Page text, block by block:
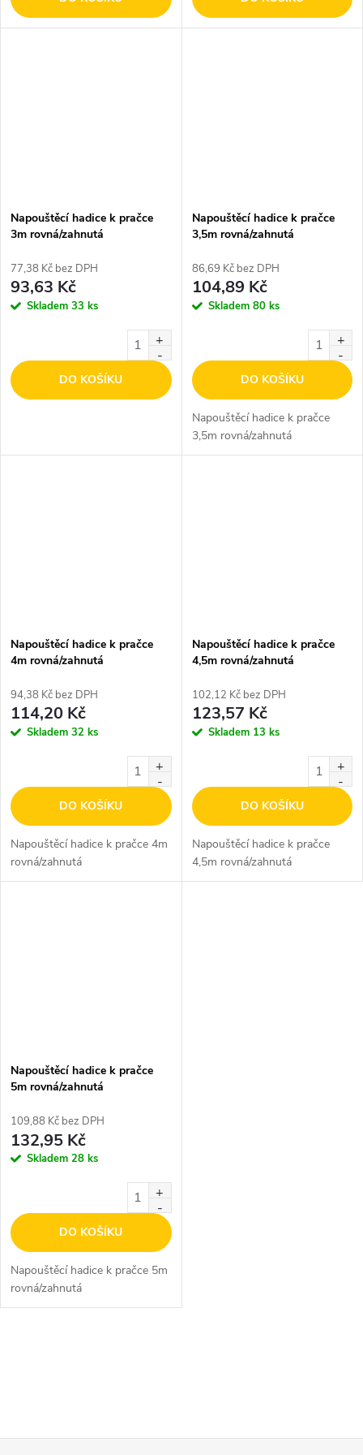
Napouštěcí hadice k pračce
3m rovná/zahnutá
77,38 Kč bez DPH
93,63 Kč
Skladem 33 ks
DO KOŠÍKU
Napouštěcí hadice k pračce
3,5m rovná/zahnutá
86,69 Kč bez DPH
104,89 Kč
Skladem 80 ks
DO KOŠÍKU
Napouštěcí hadice k pračce
3,5m rovná/zahnutá
Napouštěcí hadice k pračce
4m rovná/zahnutá
94,38 Kč bez DPH
114,20 Kč
Skladem 32 ks
DO KOŠÍKU
Napouštěcí hadice k pračce 4m
rovná/zahnutá
Napouštěcí hadice k pračce
4,5m rovná/zahnutá
102,12 Kč bez DPH
123,57 Kč
Skladem 13 ks
DO KOŠÍKU
Napouštěcí hadice k pračce
4,5m rovná/zahnutá
Napouštěcí hadice k pračce
5m rovná/zahnutá
109,88 Kč bez DPH
132,95 Kč
Skladem 28 ks
DO KOŠÍKU
Napouštěcí hadice k pračce 5m
rovná/zahnutá